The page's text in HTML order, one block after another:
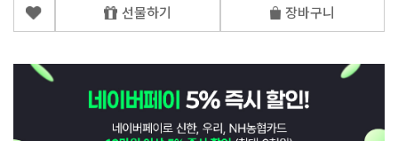
선물하기 장바구니